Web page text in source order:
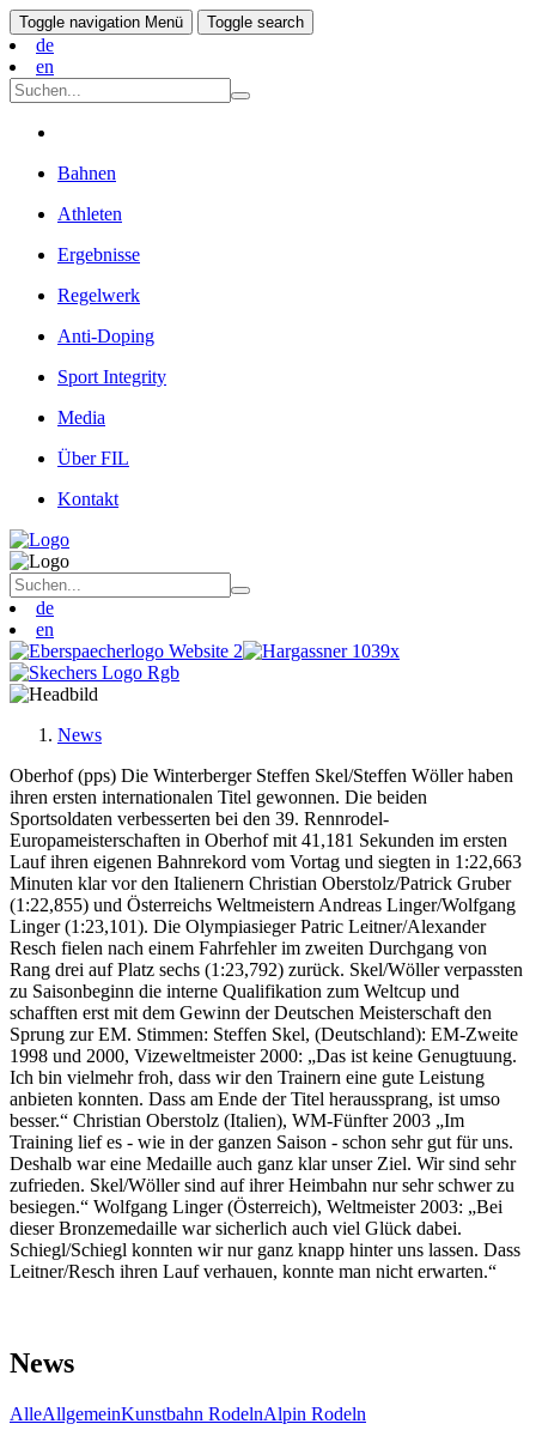
Toggle navigation Menü Toggle search
de
en
Bahnen
Athleten
Ergebnisse
Regelwerk
Anti-Doping
Sport Integrity
Media
Über FIL
Kontakt
de
en
News
Oberhof (pps) Die Winterberger Steffen Skel/Steffen Wöller haben
ihren ersten internationalen Titel gewonnen. Die beiden
Sportsoldaten verbesserten bei den 39. Rennrodel-
Europameisterschaften in Oberhof mit 41,181 Sekunden im ersten
Lauf ihren eigenen Bahnrekord vom Vortag und siegten in 1:22,663
Minuten klar vor den Italienern Christian Oberstolz/Patrick Gruber
(1:22,855) und Österreichs Weltmeistern Andreas Linger/Wolfgang
Linger (1:23,101). Die Olympiasieger Patric Leitner/Alexander
Resch fielen nach einem Fahrfehler im zweiten Durchgang von
Rang drei auf Platz sechs (1:23,792) zurück. Skel/Wöller verpassten
zu Saisonbeginn die interne Qualifikation zum Weltcup und
schafften erst mit dem Gewinn der Deutschen Meisterschaft den
Sprung zur EM. Stimmen: Steffen Skel, (Deutschland): EM-Zweite
1998 und 2000, Vizeweltmeister 2000: „Das ist keine Genugtuung.
Ich bin vielmehr froh, dass wir den Trainern eine gute Leistung
anbieten konnten. Dass am Ende der Titel heraussprang, ist umso
besser.“ Christian Oberstolz (Italien), WM-Fünfter 2003 „Im
Training lief es - wie in der ganzen Saison - schon sehr gut für uns.
Deshalb war eine Medaille auch ganz klar unser Ziel. Wir sind sehr
zufrieden. Skel/Wöller sind auf ihrer Heimbahn nur sehr schwer zu
besiegen.“ Wolfgang Linger (Österreich), Weltmeister 2003: „Bei
dieser Bronzemedaille war sicherlich auch viel Glück dabei.
Schiegl/Schiegl konnten wir nur ganz knapp hinter uns lassen. Dass
Leitner/Resch ihren Lauf verhauen, konnte man nicht erwarten.“
News
AlleAllgemeinKunstbahn RodelnAlpin Rodeln